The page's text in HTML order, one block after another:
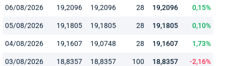
06/08/2026 19,2096 19,2096 28 19,2096 0,15%
05/08/2026 19,1805 19,1805 28 19,1805 0,10%
04/08/2026 19,1607 19,0748 28 19,1607 1,73%
03/08/2026 18,8357 18,8357 100 18,8357 -2,16%